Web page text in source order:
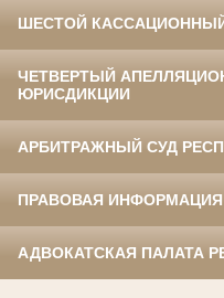
ШЕСТОЙ
ЧЕТВЕРТЫЙ
ЮРИСДИКЦИИ
АРБИТРАЖНЫЙ СУД
ПРАВОВАЯ ИНФОРМАЦИЯ
АДВОКАТСКАЯ ПАЛАТА